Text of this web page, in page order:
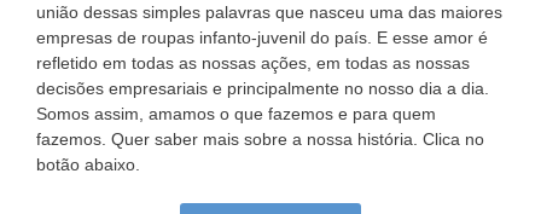
união dessas simples palavras que nasceu uma das maiores
empresas de roupas infanto-juvenil do país. E esse amor é
refletido em todas as nossas ações, em todas as nossas
decisões empresariais e principalmente no nosso dia a dia.
Somos assim, amamos o que fazemos e para quem
fazemos. Quer saber mais sobre a nossa história. Clica no
botão abaixo.